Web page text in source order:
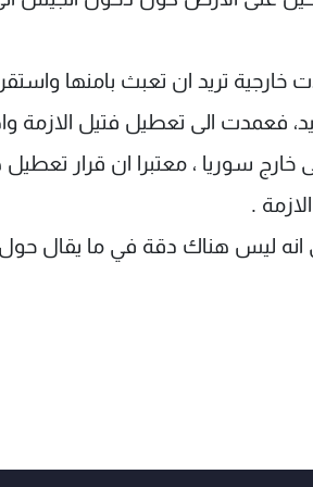
تريد ان تعبث بامنها
فعمدت الى تعطيل فتيل الازمة
خارج سوريا ، معتبرا ان قرار تعطيل
.
ليس هناك دقة في ما يقال